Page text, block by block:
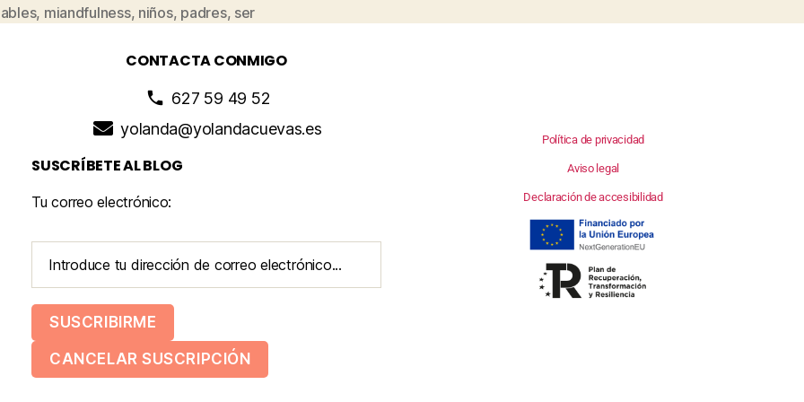
, miandfulness, niños, padres, ser
CONTACTA CONMIGO
627 59 49 52
yolanda@yolandacuevas.es
SUSCRÍBETE AL BLOG
Tu correo electrónico:
Política de privacidad
Aviso legal
Declaración de accesibilidad